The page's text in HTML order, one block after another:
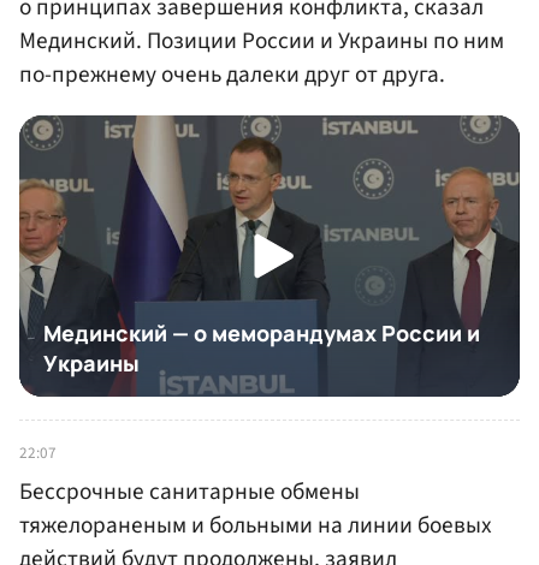
о принципах завершения конфликта, сказал
Мединский. Позиции России и Украины по ним
по-прежнему очень далеки друг от друга.
22:07
Бессрочные санитарные обмены
тяжелораненым и больными на линии боевых